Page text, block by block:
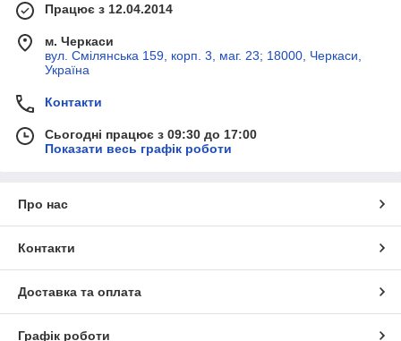
Працює з 12.04.2014
м. Черкаси
вул. Смілянська 159, корп. 3, маг. 23; 18000, Черкаси,
Україна
Контакти
Сьогодні працює з 09:30 до 17:00
Показати весь графік роботи
Про нас
Контакти
Доставка та оплата
Графік роботи